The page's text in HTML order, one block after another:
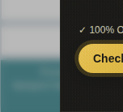
Poznayka.org -